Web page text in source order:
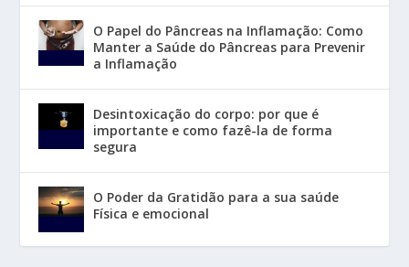
O Papel do Pâncreas na Inflamação: Como
Manter a Saúde do Pâncreas para Prevenir
a Inflamação
Desintoxicação do corpo: por que é
importante e como fazê-la de forma
segura
O Poder da Gratidão para a sua saúde
Física e emocional